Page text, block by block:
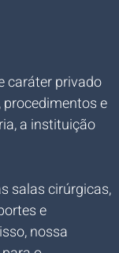
caráter privado
e
a instituição
salas cirúrgicas,
e
nossa